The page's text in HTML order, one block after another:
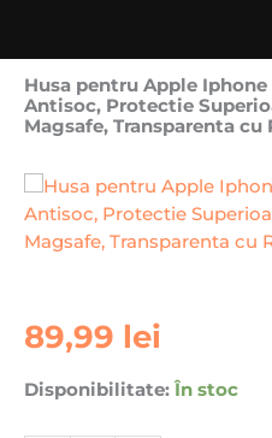
Husa pentru Apple
Antisoc, Protectie
Magsafe, Transparenta cu
89,99 lei
Disponibilitate: În stoc
Cantitate
Husa
Apple
Iphone